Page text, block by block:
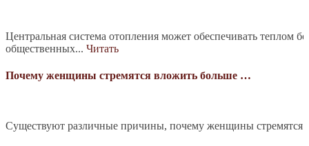
Центральная система отопления может обеспечивать
общественных... Читать
Почему женщины стремятся вложить больше …
Существуют различные причины, почему женщины